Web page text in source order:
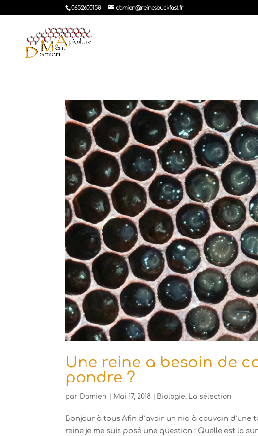
0652600158 damien@reinesbuckfast.fr
Une reine a besoin de
pondre ?
par Damien Mai 17, 2018 Biologie, La sélection
Bonjour à tous Afin d’avoir un nid à couvain
reine je me suis posé une question : Quelle est la